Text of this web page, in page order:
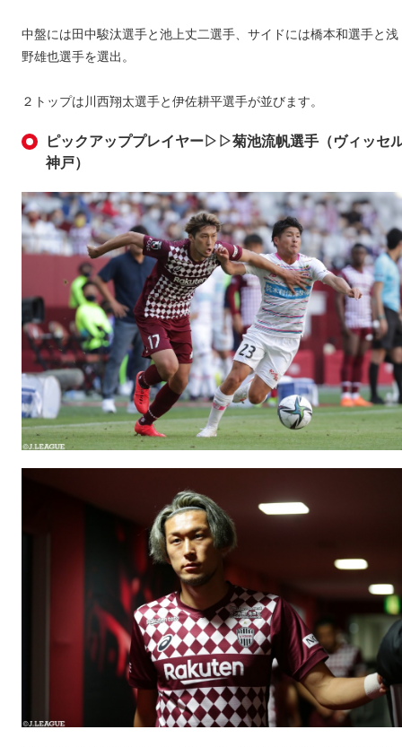
中盤には田中駿汰選手と池上丈二選手、サイドには橋本和選手と浅
野雄也選手を選出。
２トップは川西翔太選手と伊佐耕平選手が並びます。
ピックアッププレイヤー▷▷菊池流帆選手（ヴィッセ
神戸）